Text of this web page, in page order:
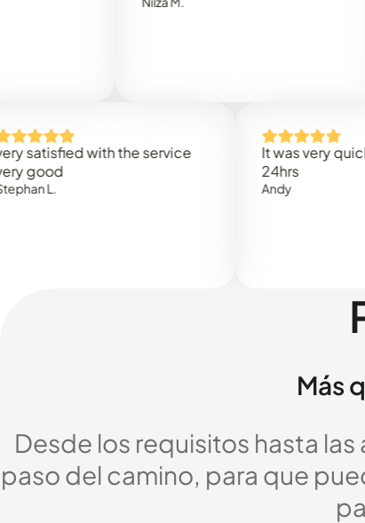
with the service
It was very quick, less
Más
Desde los requisitos hasta
paso del camino, para que